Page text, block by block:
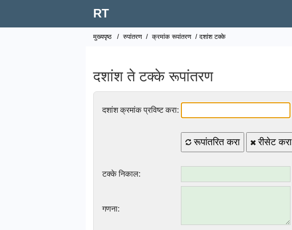
RT
मुख्यपृष्ठ / रुपांतरण / क्रमांक रूपांतरण / दशांश टक्के
दशांश ते टक्के रूपांतरण
दशांश क्रमांक प्रविष्ट करा:
रूपांतरित करा रीसेट करा
टक्के निकाल:
गणना: